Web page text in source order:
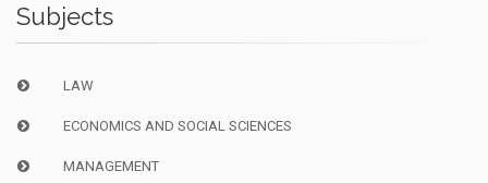
Subjects
LAW
ECONOMICS AND SOCIAL SCIENCES
MANAGEMENT